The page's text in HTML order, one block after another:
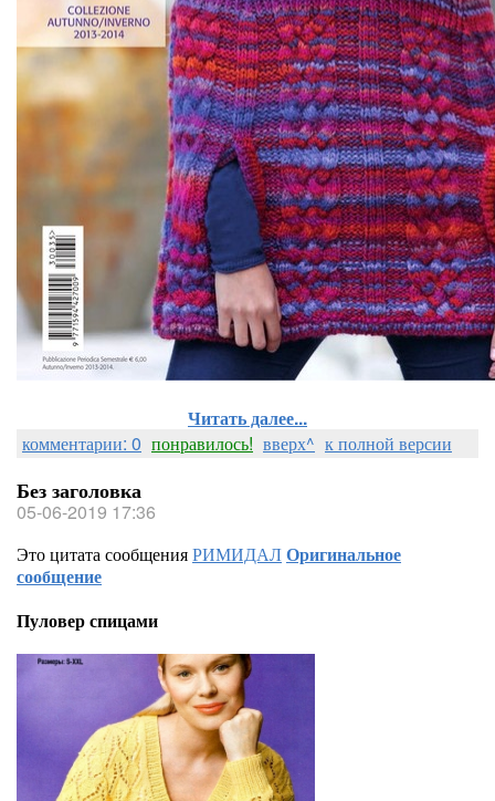
Читать далее...
комментарии: 0 понравилось! вверх^ к полной версии
Без заголовка
05-06-2019 17:36
Это цитата сообщенияРИМИДАЛОригинальное
сообщение
Пуловер спицами